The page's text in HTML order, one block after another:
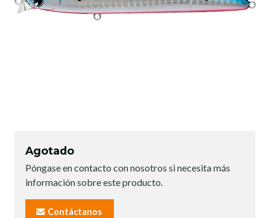
Agotado
Póngase en contacto con nosotros si necesita más
información sobre este producto.
Contáctanos